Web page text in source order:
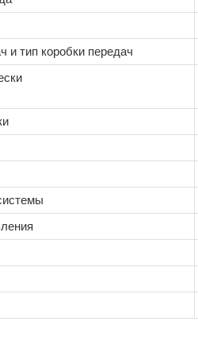
и тип коробки передач